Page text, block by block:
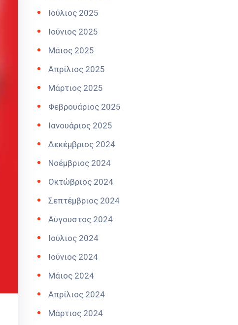
Ιούλιος 2025
Ιούνιος 2025
Μάιος 2025
Απρίλιος 2025
Μάρτιος 2025
Φεβρουάριος 2025
Ιανουάριος 2025
Δεκέμβριος 2024
Νοέμβριος 2024
Οκτώβριος 2024
Σεπτέμβριος 2024
Αύγουστος 2024
Ιούλιος 2024
Ιούνιος 2024
Μάιος 2024
Απρίλιος 2024
Μάρτιος 2024